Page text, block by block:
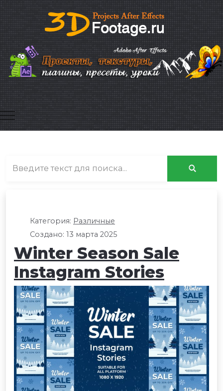
Mobile Menu Toggle
Категория: Различные
Создано: 13 марта 2025
Winter Season Sale
Instagram Stories